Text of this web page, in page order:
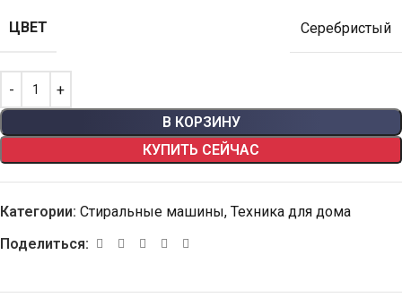
ЦВЕТ Серебристый
В КОРЗИНУ
КУПИТЬ СЕЙЧАС
Категории: Стиральные машины, Техника для дома
Поделиться: